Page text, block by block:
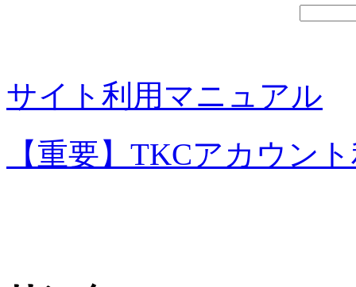
サイト利用マニュアル
【重要】TKCアカウン